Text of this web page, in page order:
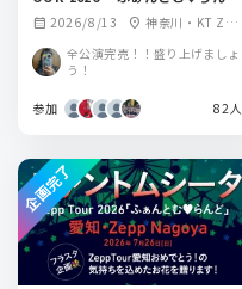
ど」にお花を贈ります！
calendar_month 2026/8/13 location_on 神奈川・KT Zep
p Yokohama
全公演完売！！盛り上げましょ
う！
参加 82人
企画完了